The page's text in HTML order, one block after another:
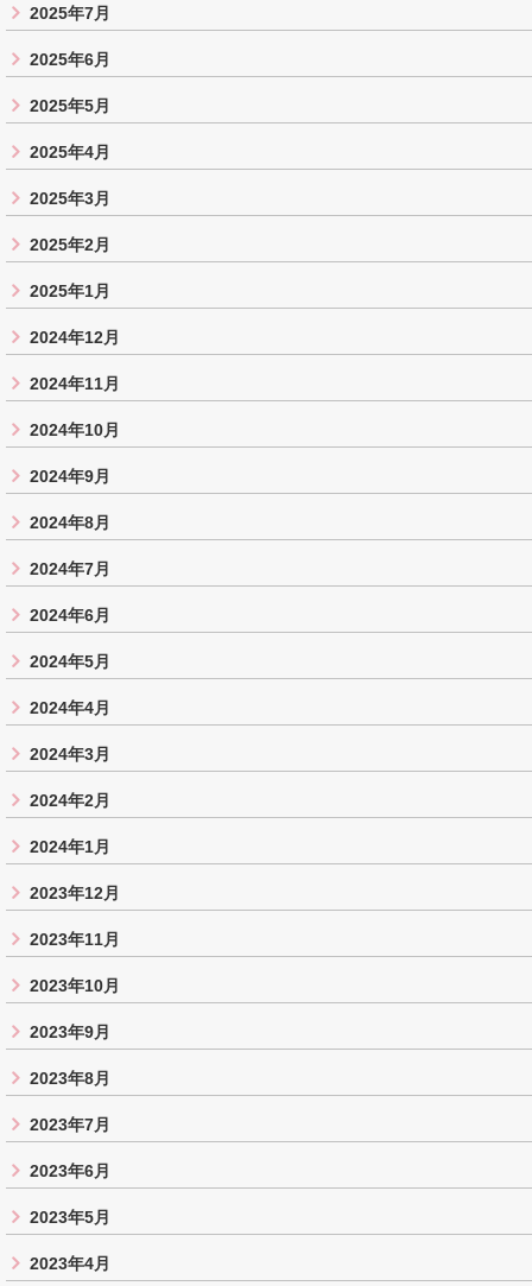
2025年7月
2025年6月
2025年5月
2025年4月
2025年3月
2025年2月
2025年1月
2024年12月
2024年11月
2024年10月
2024年9月
2024年8月
2024年7月
2024年6月
2024年5月
2024年4月
2024年3月
2024年2月
2024年1月
2023年12月
2023年11月
2023年10月
2023年9月
2023年8月
2023年7月
2023年6月
2023年5月
2023年4月